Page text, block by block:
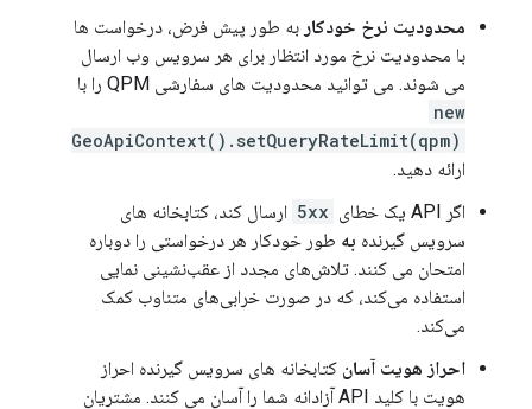
محدودیت نرخ خودکار به طور پیش فرض، درخواست ها
با محدودیت نرخ مورد انتظار برای هر سرویس وب ارسال
می شوند. می توانید محدودیت های سفارشی QPM را با
new
GeoApiContext().setQueryRateLimit(qpm)
ارائه دهید.
اگر API یک خطای
5xx ارسال کند، کتابخانه های
سرویس گیرنده به طور خودکار هر درخواستی را دوباره
امتحان می کنند. تلاش‌های مجدد از عقب‌نشینی نمایی
استفاده می‌کند، که در صورت خرابی‌های متناوب کمک
می‌کند.
احراز هویت آسان کتابخانه های سرویس گیرنده احراز
هویت با کلید API آزادانه شما را آسان می کنند. مشتریان